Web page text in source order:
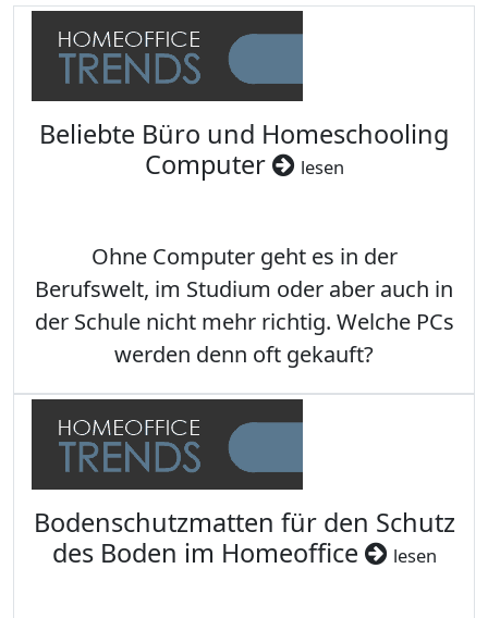
Beliebte Büro und Homeschooling
Computer
lesen
Ohne Computer geht es in der
Berufswelt, im Studium oder aber auch in
der Schule nicht mehr richtig. Welche PCs
werden denn oft gekauft?
Bodenschutzmatten für den Schutz
des Boden im Homeoffice
lesen